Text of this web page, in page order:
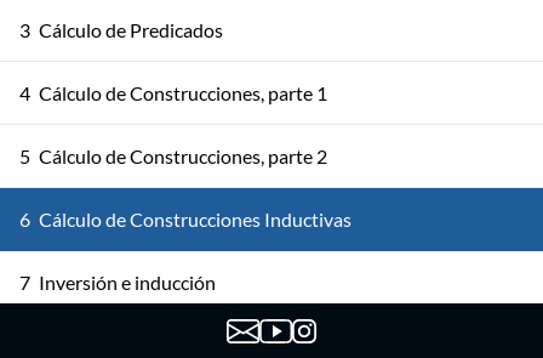
3 Cálculo de Predicados
4 Cálculo de Construcciones, parte 1
5 Cálculo de Construcciones, parte 2
6 Cálculo de Construcciones Inductivas
7 Inversión e inducción
Verificación y derivación formal de programas funcionales